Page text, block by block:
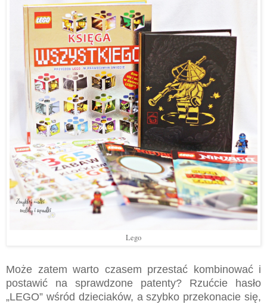
Lego
Może zatem warto czasem przestać kombinować i
postawić na sprawdzone patenty? Rzućcie hasło
„LEGO” wśród dzieciaków, a szybko przekonacie się,